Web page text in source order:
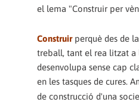
el lema "Construir per
Construirperquè des de
treball, tant el rea litzat a
desenvolupa sense cap
en les tasques de cures.
de construcció d'una